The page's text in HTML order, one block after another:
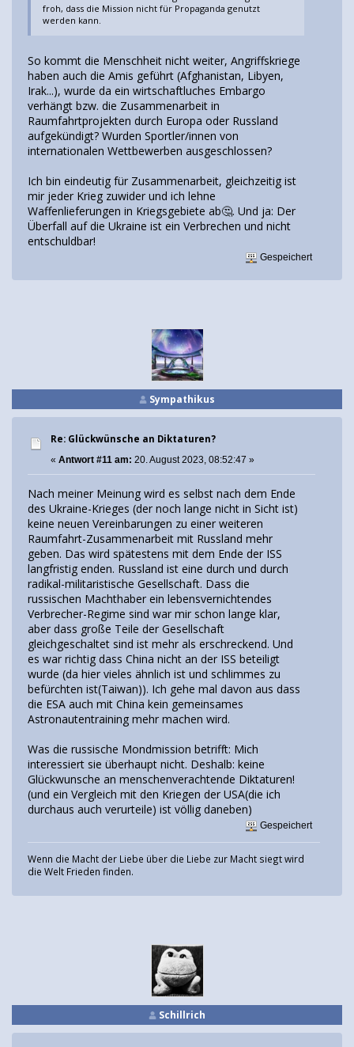
froh, dass die Mission nicht für Propaganda genutzt
werden kann.
So kommt die Menschheit nicht weiter, Angriffskriege
haben auch die Amis geführt (Afghanistan, Libyen,
Irak...), wurde da ein wirtschaftluches Embargo
verhängt bzw. die Zusammenarbeit in
Raumfahrtprojekten durch Europa oder Russland
aufgekündigt? Wurden Sportler/innen von
internationalen Wettbewerben ausgeschlossen?
Ich bin eindeutig für Zusammenarbeit, gleichzeitig ist
mir jeder Krieg zuwider und ich lehne
Waffenlieferungen in Kriegsgebiete ab🤔. Und ja: Der
Überfall auf die Ukraine ist ein Verbrechen und nicht
entschuldbar!
Gespeichert
Sympathikus
Re: Glückwünsche an Diktaturen?
« Antwort #11 am: 20. August 2023, 08:52:47 »
Nach meiner Meinung wird es selbst nach dem Ende
des Ukraine-Krieges (der noch lange nicht in Sicht ist)
keine neuen Vereinbarungen zu einer weiteren
Raumfahrt-Zusammenarbeit mit Russland mehr
geben. Das wird spätestens mit dem Ende der ISS
langfristig enden. Russland ist eine durch und durch
radikal-militaristische Gesellschaft. Dass die
russischen Machthaber ein lebensvernichtendes
Verbrecher-Regime sind war mir schon lange klar,
aber dass große Teile der Gesellschaft
gleichgeschaltet sind ist mehr als erschreckend. Und
es war richtig dass China nicht an der ISS beteiligt
wurde (da hier vieles ähnlich ist und schlimmes zu
befürchten ist(Taiwan)). Ich gehe mal davon aus dass
die ESA auch mit China kein gemeinsames
Astronautentraining mehr machen wird.
Was die russische Mondmission betrifft: Mich
interessiert sie überhaupt nicht. Deshalb: keine
Glückwunsche an menschenverachtende Diktaturen!
(und ein Vergleich mit den Kriegen der USA(die ich
durchaus auch verurteile) ist völlig daneben)
Gespeichert
Wenn die Macht der Liebe über die Liebe zur Macht siegt wird
die Welt Frieden finden.
Schillrich